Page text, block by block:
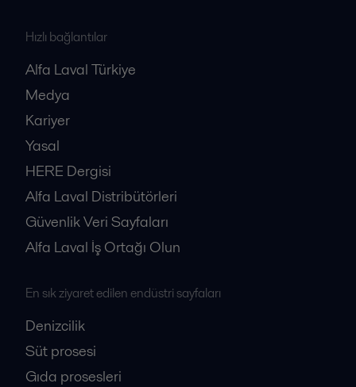
Hızlı bağlantılar
Alfa Laval Türkiye
Medya
Kariyer
Yasal
HERE Dergisi
Alfa Laval Distribütörleri
Güvenlik Veri Sayfaları
Alfa Laval İş Ortağı Olun
En sık ziyaret edilen endüstri sayfaları
Denizcilik
Süt prosesi
Gıda prosesleri